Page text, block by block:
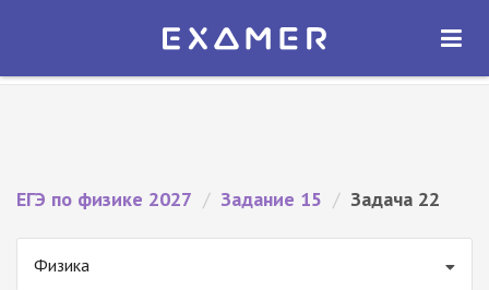
Экзамер — ЕГЭ 2027
ОТКРЫТЬ
ЕГЭ по физике 2027 / Задание 15 / Задача 22
Физика